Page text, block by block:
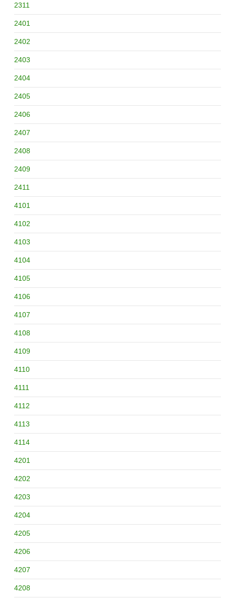
2311
2401
2402
2403
2404
2405
2406
2407
2408
2409
2411
4101
4102
4103
4104
4105
4106
4107
4108
4109
4110
4111
4112
4113
4114
4201
4202
4203
4204
4205
4206
4207
4208